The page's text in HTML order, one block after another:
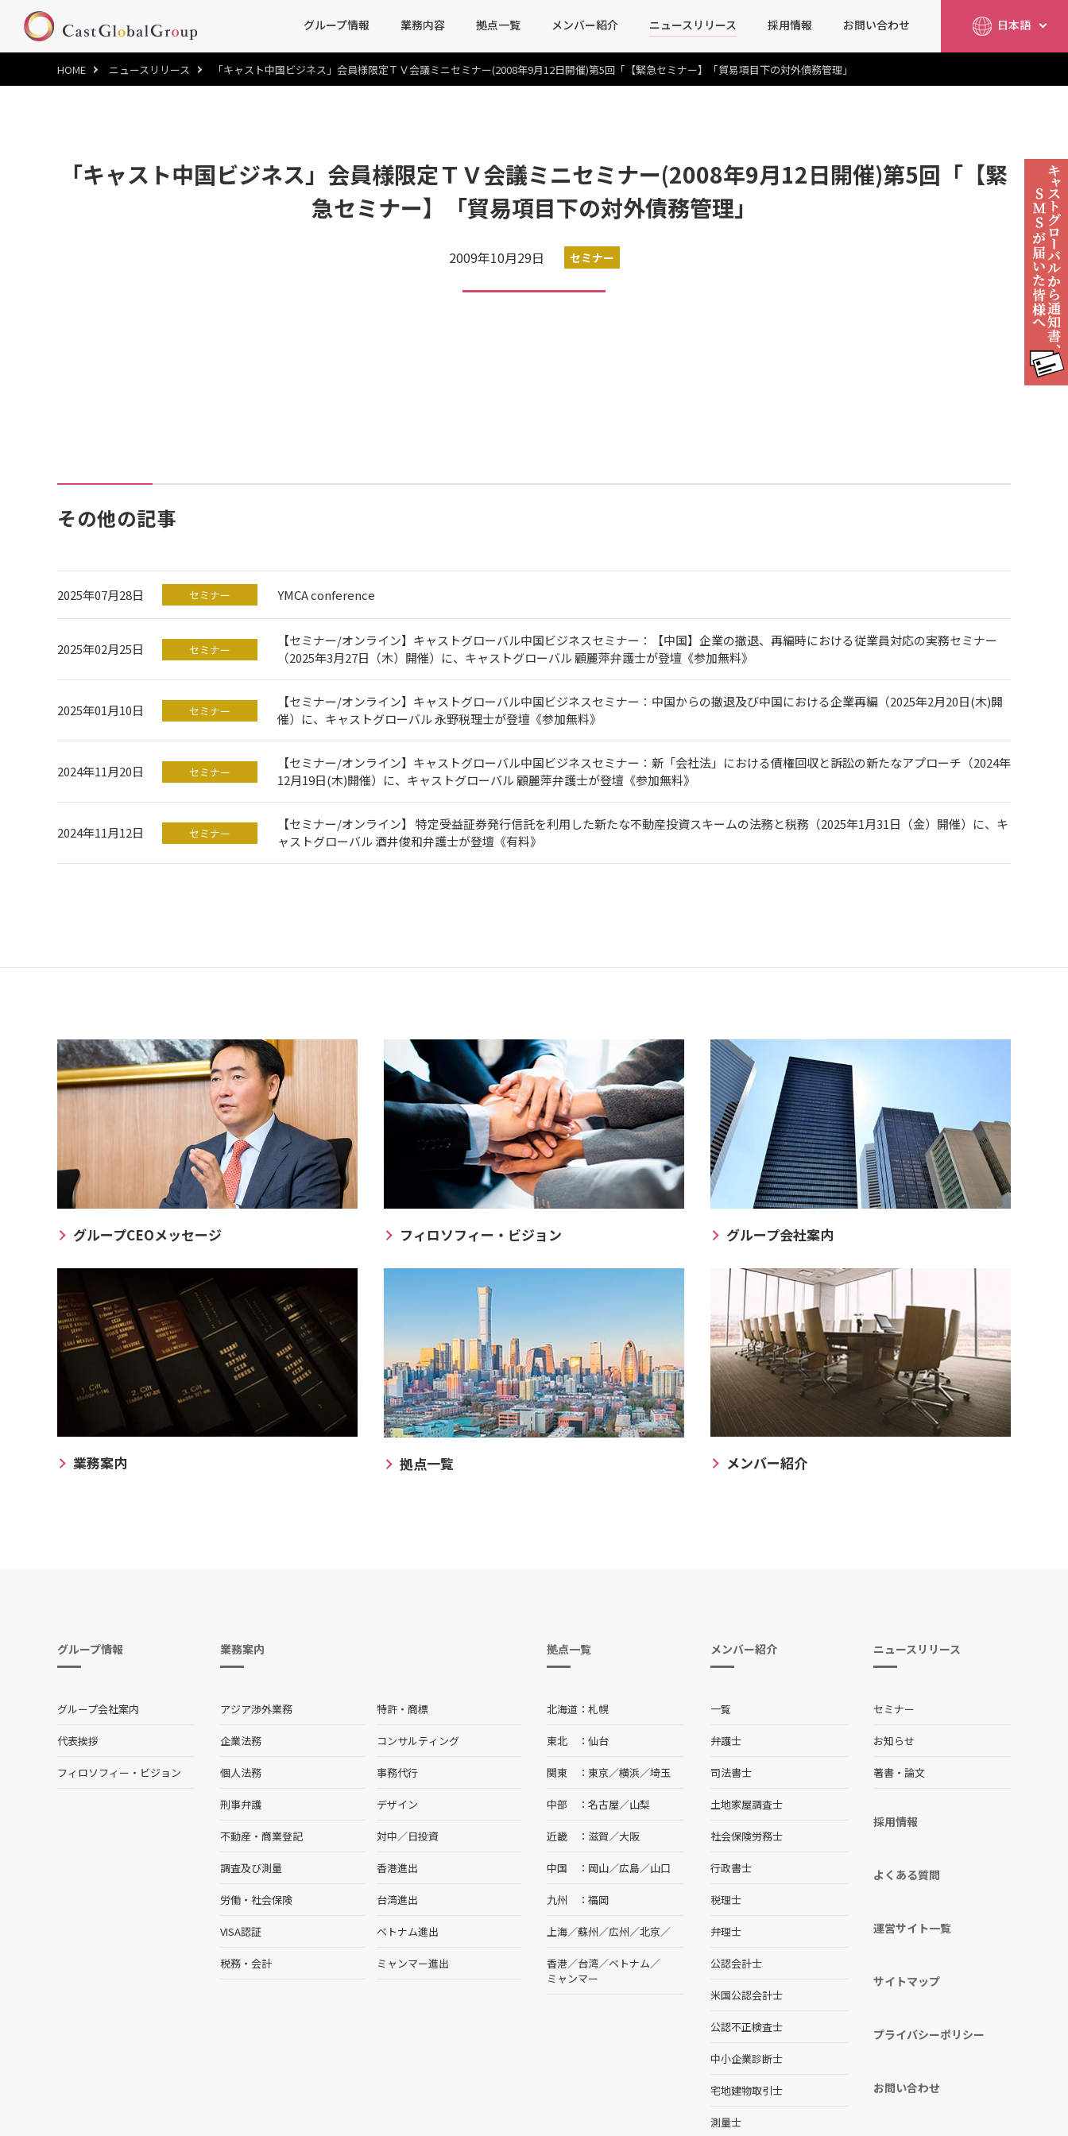
グループ情報 業務内容 拠点一覧 メンバー紹介 ニュースリリース 採用情報 お問い合わせ 日本語
HOME ニュースリリース 「キャスト中国ビジネス」会員様限定ＴＶ会議ミニセミナー(2008年9月12日開催)第5回「【緊急セミナー】「貿易項目下の対外債務管理」
「キャスト中国ビジネス」会員様限定ＴＶ会議ミニセミナー(2008年9月12日開催)第5回「【緊
急セミナー】「貿易項目下の対外債務管理」
2009年10月29日 セミナー
その他の記事
2025年07月28日 セミナー YMCA conference
2025年02月25日 セミナー
【セミナー/オンライン】キャストグローバル中国ビジネスセミナー：【中国】企業の撤退、再編時における従業員対応の実務セミナー
（2025年3月27日（木）開催）に、キャストグローバル 顧麗萍弁護士が登壇《参加無料》
2025年01月10日 セミナー
【セミナー/オンライン】キャストグローバル中国ビジネスセミナー：中国からの撤退及び中国における企業再編（2025年2月20日(木)開
催）に、キャストグローバル 永野税理士が登壇《参加無料》
2024年11月20日 セミナー
【セミナー/オンライン】キャストグローバル中国ビジネスセミナー：新「会社法」における債権回収と訴訟の新たなアプローチ（2024年
12月19日(木)開催）に、キャストグローバル 顧麗萍弁護士が登壇《参加無料》
2024年11月12日 セミナー
【セミナー/オンライン】 特定受益証券発行信託を利用した新たな不動産投資スキームの法務と税務（2025年1月31日（金）開催）に、キ
ャストグローバル 酒井俊和弁護士が登壇《有料》
グループCEOメッセージ フィロソフィー・ビジョン グループ会社案内
業務案内 拠点一覧 メンバー紹介
グループ情報
グループ会社案内
代表挨拶
フィロソフィー・ビジョン
業務案内
アジア渉外業務
企業法務
個人法務
刑事弁護
不動産・商業登記
調査及び測量
労働・社会保険
VISA認証
税務・会計
特許・商標
コンサルティング
事務代行
デザイン
対中／日投資
香港進出
台湾進出
ベトナム進出
ミャンマー進出
拠点一覧
北海道 札幌
東北 仙台
関東 東京／横浜／埼玉
中部 名古屋／山梨
近畿 滋賀／大阪
中国 岡山／広島／山口
九州 福岡
上海／蘇州／広州／北京／
香港／台湾／ベトナム／
ミャンマー
メンバー紹介
一覧
弁護士
司法書士
土地家屋調査士
社会保険労務士
行政書士
税理士
弁理士
公認会計士
米国公認会計士
公認不正検査士
中小企業診断士
宅地建物取引士
測量士
ニュースリリース
セミナー
お知らせ
著書・論文
採用情報
よくある質問
運営サイト一覧
サイトマップ
プライバシーポリシー
お問い合わせ